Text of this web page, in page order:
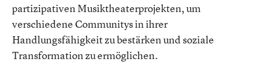
partizipativen Musiktheaterprojekten, um
verschiedene Communitys in ihrer
Handlungsfähigkeit zu bestärken und soziale
Transformation zu ermöglichen.